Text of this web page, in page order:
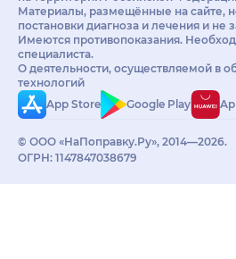
Материалы, размещённые на сайте,
постановки диагноза и лечения и не
Имеются противопоказания.
специалиста.
О деятельности, осуществляемой в
технологий
App Store
Google Play
© ООО «НаПоправку.Ру», 2014—2026.
ОГРН: 1147847038679